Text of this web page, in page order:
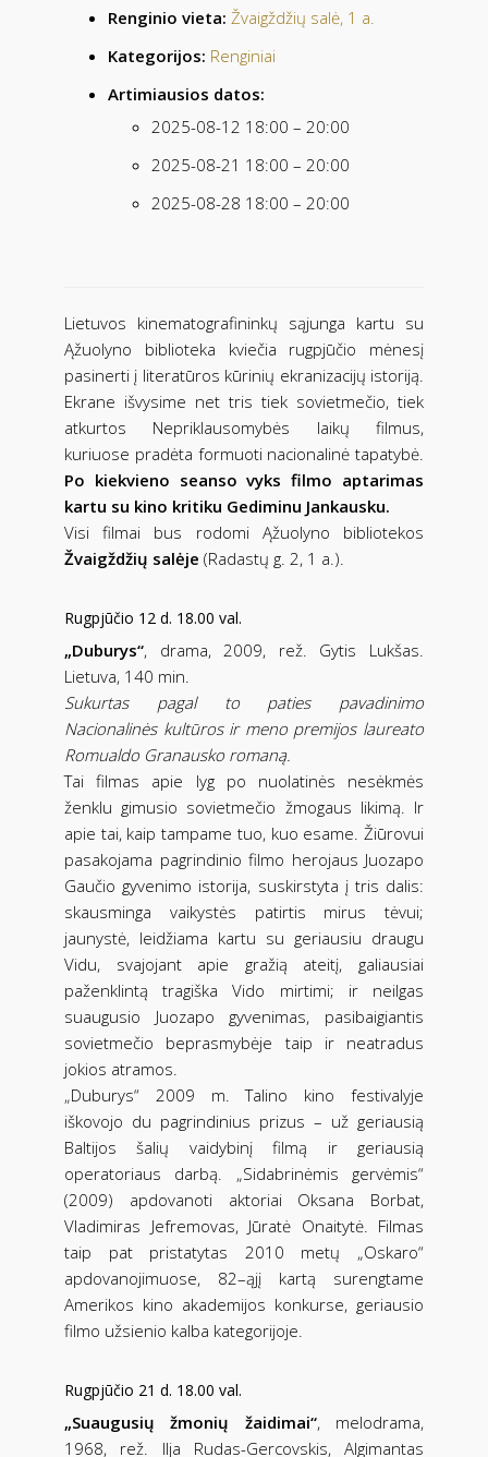
Renginio vieta: Žvaigždžių salė, 1 a.
Kategorijos: Renginiai
Artimiausios datos:
2025-08-12 18:00 – 20:00
2025-08-21 18:00 – 20:00
2025-08-28 18:00 – 20:00
Lietuvos kinematografininkų sąjunga kartu su
Ąžuolyno biblioteka kviečia rugpjūčio mėnesį
pasinerti į literatūros kūrinių ekranizacijų istoriją.
Ekrane išvysime net tris tiek sovietmečio, tiek
atkurtos Nepriklausomybės laikų filmus,
kuriuose pradėta formuoti nacionalinė tapatybė.
Po kiekvieno seanso vyks filmo aptarimas
kartu su kino kritiku Gediminu Jankausku.
Visi filmai bus rodomi Ąžuolyno bibliotekos
Žvaigždžių salėje (Radastų g. 2, 1 a.).
Rugpjūčio 12 d. 18.00 val.
„Duburys“, drama, 2009, rež. Gytis Lukšas.
Lietuva, 140 min.
Sukurtas pagal to paties pavadinimo
Nacionalinės kultūros ir meno premijos laureato
Romualdo Granausko romaną.
Tai filmas apie lyg po nuolatinės nesėkmės
ženklu gimusio sovietmečio žmogaus likimą. Ir
apie tai, kaip tampame tuo, kuo esame. Žiūrovui
pasakojama pagrindinio filmo herojaus Juozapo
Gaučio gyvenimo istorija, suskirstyta į tris dalis:
skausminga vaikystės patirtis mirus tėvui;
jaunystė, leidžiama kartu su geriausiu draugu
Vidu, svajojant apie gražią ateitį, galiausiai
paženklintą tragiška Vido mirtimi; ir neilgas
suaugusio Juozapo gyvenimas, pasibaigiantis
sovietmečio beprasmybėje taip ir neatradus
jokios atramos.
„Duburys“ 2009 m. Talino kino festivalyje
iškovojo du pagrindinius prizus – už geriausią
Baltijos šalių vaidybinį filmą ir geriausią
operatoriaus darbą. „Sidabrinėmis gervėmis“
(2009) apdovanoti aktoriai Oksana Borbat,
Vladimiras Jefremovas, Jūratė Onaitytė. Filmas
taip pat pristatytas 2010 metų „Oskaro“
apdovanojimuose, 82–ąjį kartą surengtame
Amerikos kino akademijos konkurse, geriausio
filmo užsienio kalba kategorijoje.
Rugpjūčio 21 d. 18.00 val.
„Suaugusių žmonių žaidimai“, melodrama,
1968, rež. Ilja Rudas-Gercovskis, Algimantas